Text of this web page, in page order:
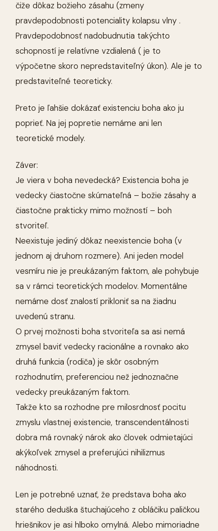
čiže dôkaz božieho zásahu (zmeny
pravdepodobnosti potenciality kolapsu vlny .
Pravdepodobnosť nadobudnutia takýchto
schopností je relatívne vzdialená ( je to
výpočetne skoro nepredstaviteľný úkon). Ale je to
predstaviteľné teoreticky.
Preto je ľahšie dokázať existenciu boha ako ju
poprieť. Na jej popretie nemáme ani len
teoretické modely.
Záver:
Je viera v boha nevedecká? Existencia boha je
vedecky čiastočne skúmateľná – božie zásahy a
čiastočne prakticky mimo možností – boh
stvoriteľ.
Neexistuje jediný dôkaz neexistencie boha (v
jednom aj druhom rozmere). Ani jeden model
vesmíru nie je preukázaným faktom, ale pohybuje
sa v rámci teoretických modelov. Momentálne
nemáme dosť znalostí prikloniť sa na žiadnu
uvedenú stranu.
O prvej možnosti boha stvoriteľa sa asi nemá
zmysel baviť vedecky racionálne a rovnako ako
druhá funkcia (rodiča) je skôr osobným
rozhodnutím, preferenciou než jednoznačne
vedecky preukázaným faktom.
Takže kto sa rozhodne pre milosrdnosť pocitu
zmyslu vlastnej existencie, transcendentálnosti
dobra má rovnaký nárok ako človek odmietajúci
akýkoľvek zmysel a preferujúci nihilizmus
náhodnosti.
Len je potrebné uznať, že predstava boha ako
starého deduška štuchajúceho z obláčiku paličkou
hriešnikov je asi hlboko omylná. Alebo mimoriadne